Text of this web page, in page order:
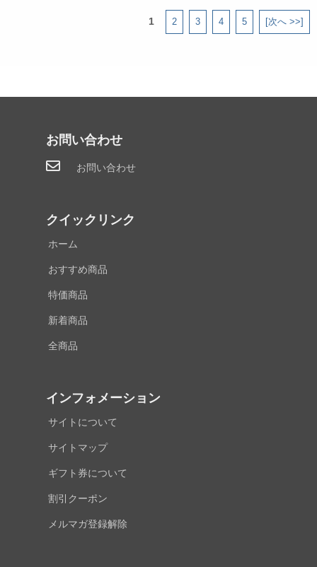
1 2 3 4 5 [次へ >>]
お問い合わせ
お問い合わせ
クイックリンク
ホーム
おすすめ商品
特価商品
新着商品
全商品
インフォメーション
サイトについて
サイトマップ
ギフト券について
割引クーポン
メルマガ登録解除